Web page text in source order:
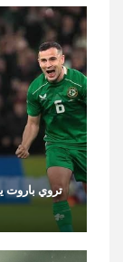
تروي باروت